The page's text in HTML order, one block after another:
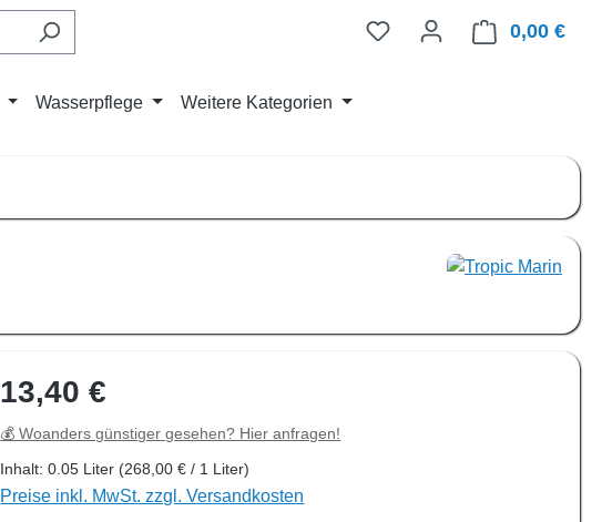
0,00 €
Wasserpflege Weitere Kategorien
Regulärer Preis:
13,40 €
💰 Woanders günstiger gesehen? Hier anfragen!
Inhalt:0.05 Liter (268,00 € / 1 Liter)
Preise inkl. MwSt. zzgl. Versandkosten